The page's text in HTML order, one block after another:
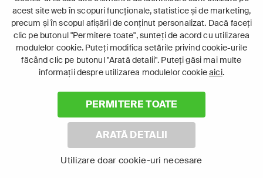
acest site web în scopuri funcționale, statistice și de marketing,
precum și în scopul afișării de conținut personalizat. Dacă faceți
clic pe butonul "Permitere toate", sunteți de acord cu utilizarea
modulelor cookie. Puteți modifica setările privind cookie-urile
făcând clic pe butonul "Arată detalii". Puteți găsi mai multe
informații despre utilizarea modulelor cookieaici.
PERMITERE TOATE
ARATĂ DETALII
Utilizare doar cookie-uri necesare
S02
E91
Vinovaţi de iubire
92
Vinovaţi de iubire
S02